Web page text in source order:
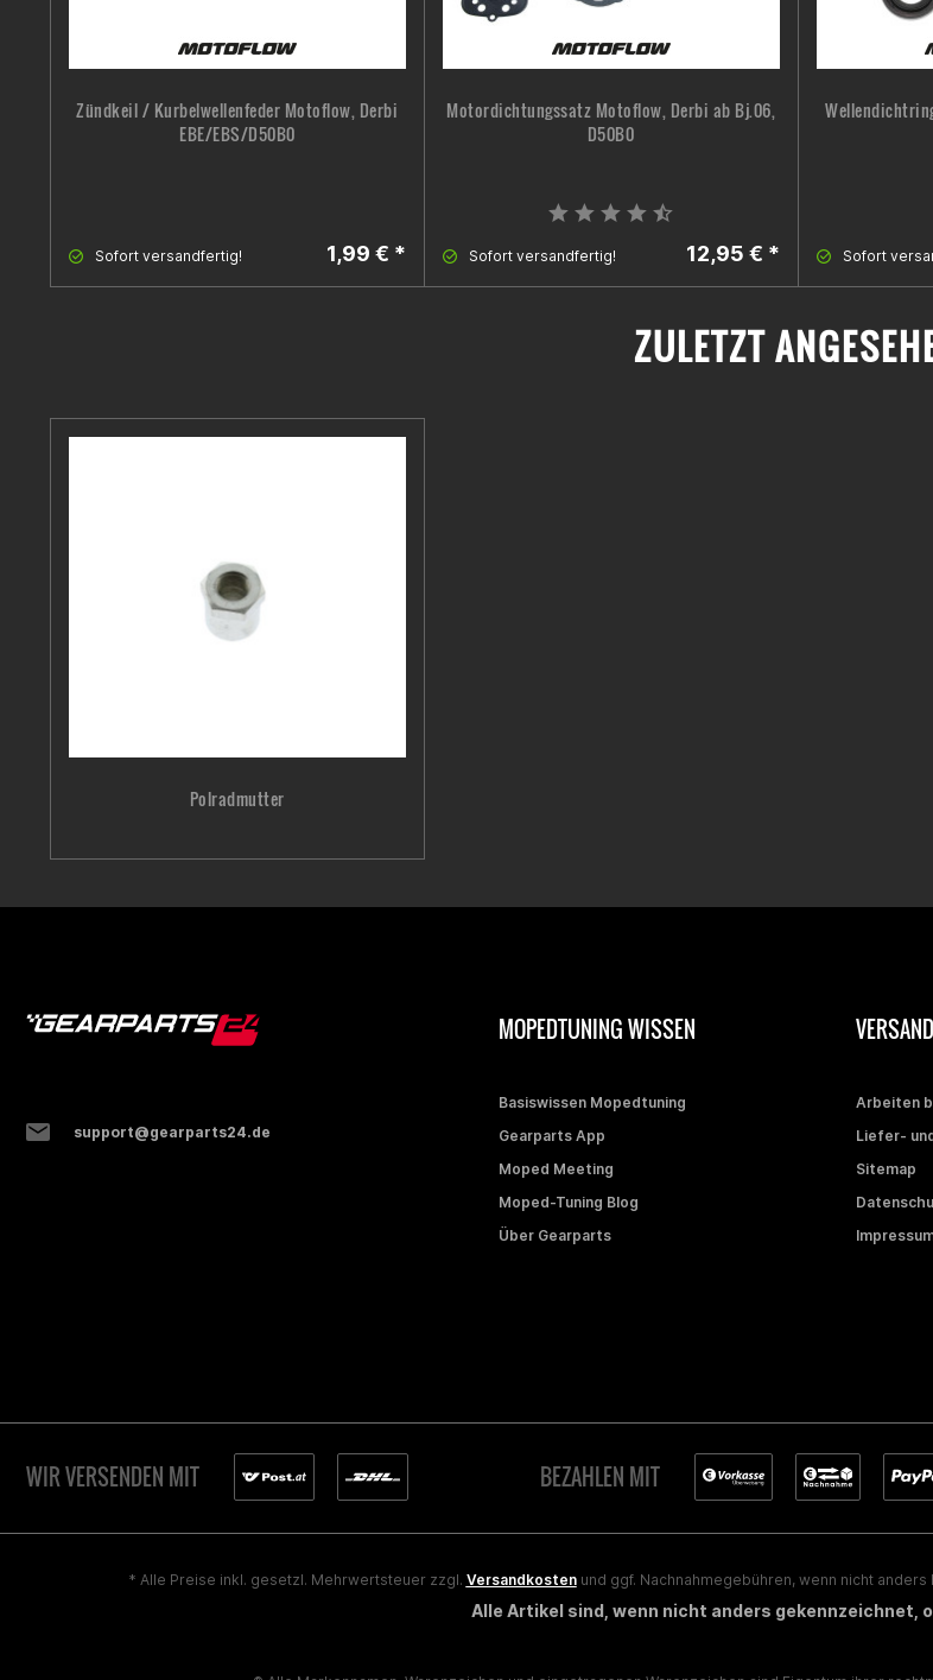
Zündkeil / Kurbelwellenfeder Motoflow, Derbi
EBE/EBS/D50B0
Sofort versandfertig! 1,99 € *
Motordichtungssatz Motoflow, Derbi ab Bj.06,
D50B0
Sofort versandfertig! 12,95 € * Sofort
ZULETZT
Polradmutter
support@gearparts24.de
MOPEDTUNING WISSEN
Basiswissen Mopedtuning
Gearparts App
Moped Meeting
Moped-Tuning Blog
Über Gearparts
Arbeiten
Liefer-
Sitemap
WIR VERSENDEN MIT BEZAHLEN MIT
* Alle Preise inkl. gesetzl. Mehrwertsteuer zzgl. Versandkostenund ggf. Nachnahmegebühren, wenn nicht
Alle Artikel sind, wenn nicht anders gekennzeichnet,